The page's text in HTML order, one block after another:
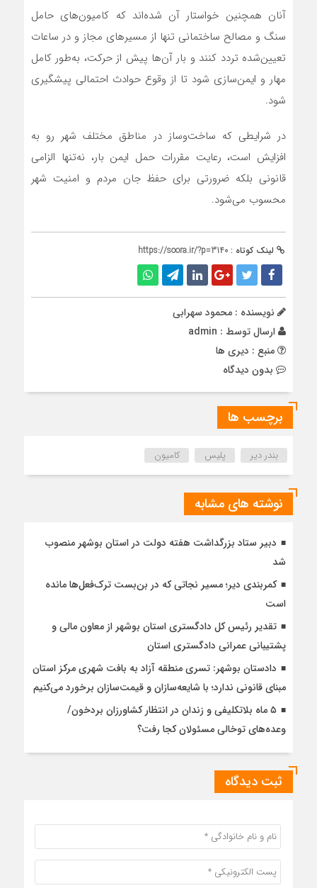
آنان همچنین خواستار آن شده‌اند که کامیون‌های حامل
سنگ و مصالح ساختمانی تنها از مسیرهای مجاز و در ساعات
تعیین‌شده تردد کنند و بار آن‌ها پیش از حرکت، به‌طور کامل
مهار و ایمن‌سازی شود تا از وقوع حوادث احتمالی پیشگیری
شود.
در شرایطی که ساخت‌وساز در مناطق مختلف شهر رو به
افزایش است، رعایت مقررات حمل ایمن بار، نه‌تنها الزامی
قانونی بلکه ضرورتی برای حفظ جان مردم و امنیت شهر
محسوب می‌شود.
لینک کوتاه : https://soora.ir/?p=3140
نویسنده : محمود سهرابی
ارسال توسط : admin
منبع : دیری ها
بدون دیدگاه
برچسب ها
بندر دیر پلیس کامیون
نوشته های مشابه
دبیر ستاد بزرگداشت هفته دولت در استان بوشهر منصوب
شد
کمربندی دیر؛ مسیر نجاتی که در بن‌بست ترک‌فعل‌ها مانده
است
تقدیر رئیس کل دادگستری استان بوشهر از معاون مالی و
پشتیبانی عمرانی دادگستری استان
دادستان بوشهر: تسری منطقه آزاد به بافت شهری مرکز استان
مبنای قانونی ندارد؛ با شایعه‌سازان و قیمت‌سازان برخورد می‌کنیم
۵ ماه بلاتکلیفی و زندان در انتظار کشاورزان بردخون/
وعده‌های توخالی مسئولان کجا رفت؟
ثبت دیدگاه